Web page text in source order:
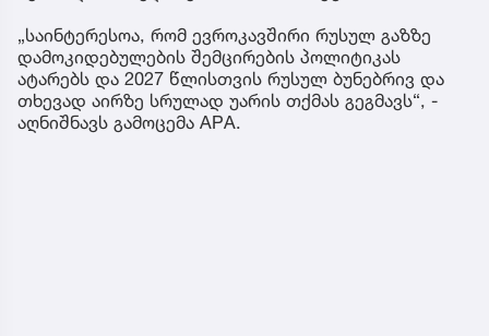
„საინტერესოა, რომ ევროკავშირი რუსულ გაზზე
დამოკიდებულების შემცირების პოლიტიკას
ატარებს და 2027 წლისთვის რუსულ ბუნებრივ და
თხევად აირზე სრულად უარის თქმას გეგმავს“, -
აღნიშნავს გამოცემა APA.